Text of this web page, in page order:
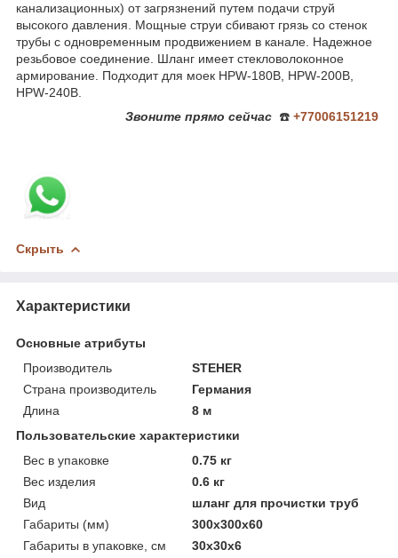
канализационных) от загрязнений путем подачи струй
высокого давления. Мощные струи сбивают грязь со стенок
трубы с одновременным продвижением в канале. Надежное
резьбовое соединение. Шланг имеет стекловолоконное
армирование. Подходит для моек HPW-180B, HPW-200B,
HPW-240B.
Звоните прямо сейчас ☎️ +77006151219
Скрыть
Характеристики
Основные атрибуты
Производитель
STEHER
Страна производитель
Германия
Длина
8 м
Пользовательские характеристики
Вес в упаковке
0.75 кг
Вес изделия
0.6 кг
Вид
шланг для прочистки труб
Габариты (мм)
300х300х60
Габариты в упаковке, см
30х30х6